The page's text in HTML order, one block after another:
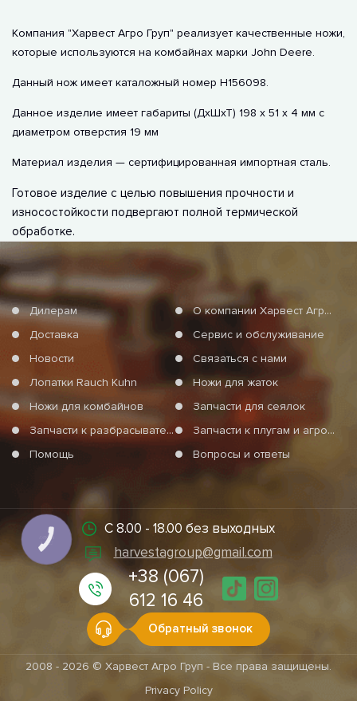
Компания "Харвест Агро Груп" реализует качественные ножи,
которые используются на комбайнах марки John Deere.
Данный нож имеет каталожный номер Н156098.
Данное изделие имеет габариты (ДхШхТ) 198 х 51 х 4 мм с
диаметром отверстия 19 мм
Материал изделия — сертифицированная импортная сталь.
Готовое изделие с целью повышения прочности и
износостойкости подвергают полной термической
обработке.
Дилерам
О компании Харвест Агро Груп
Доставка
Сервис и обслуживание
Новости
Связаться с нами
Лопатки Rauch Kuhn
Ножи для жаток
Ножи для комбайнов
Запчасти для сеялок
Запчасти к разбрасывателям минеральных удобрений
Запчасти к плугам и агротехнике
Помощь
Вопросы и ответы
С 8.00 - 18.00 без выходных
harvestagroup@gmail.com
+38 (067)
612 16 46
Обратный звонок
2008 - 2026 © Харвест Агро Груп - Все права защищены.
Privacy Policy
КНОПКА
СВЯЗИ